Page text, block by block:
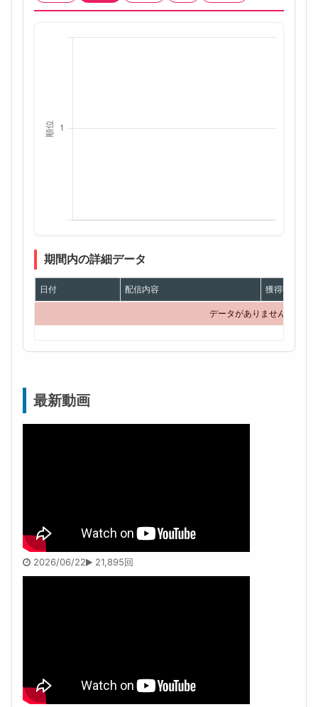
期間内の詳細データ
日付 配信内容 獲得額
データがありません
最新動画
2026/06/22 21,895回